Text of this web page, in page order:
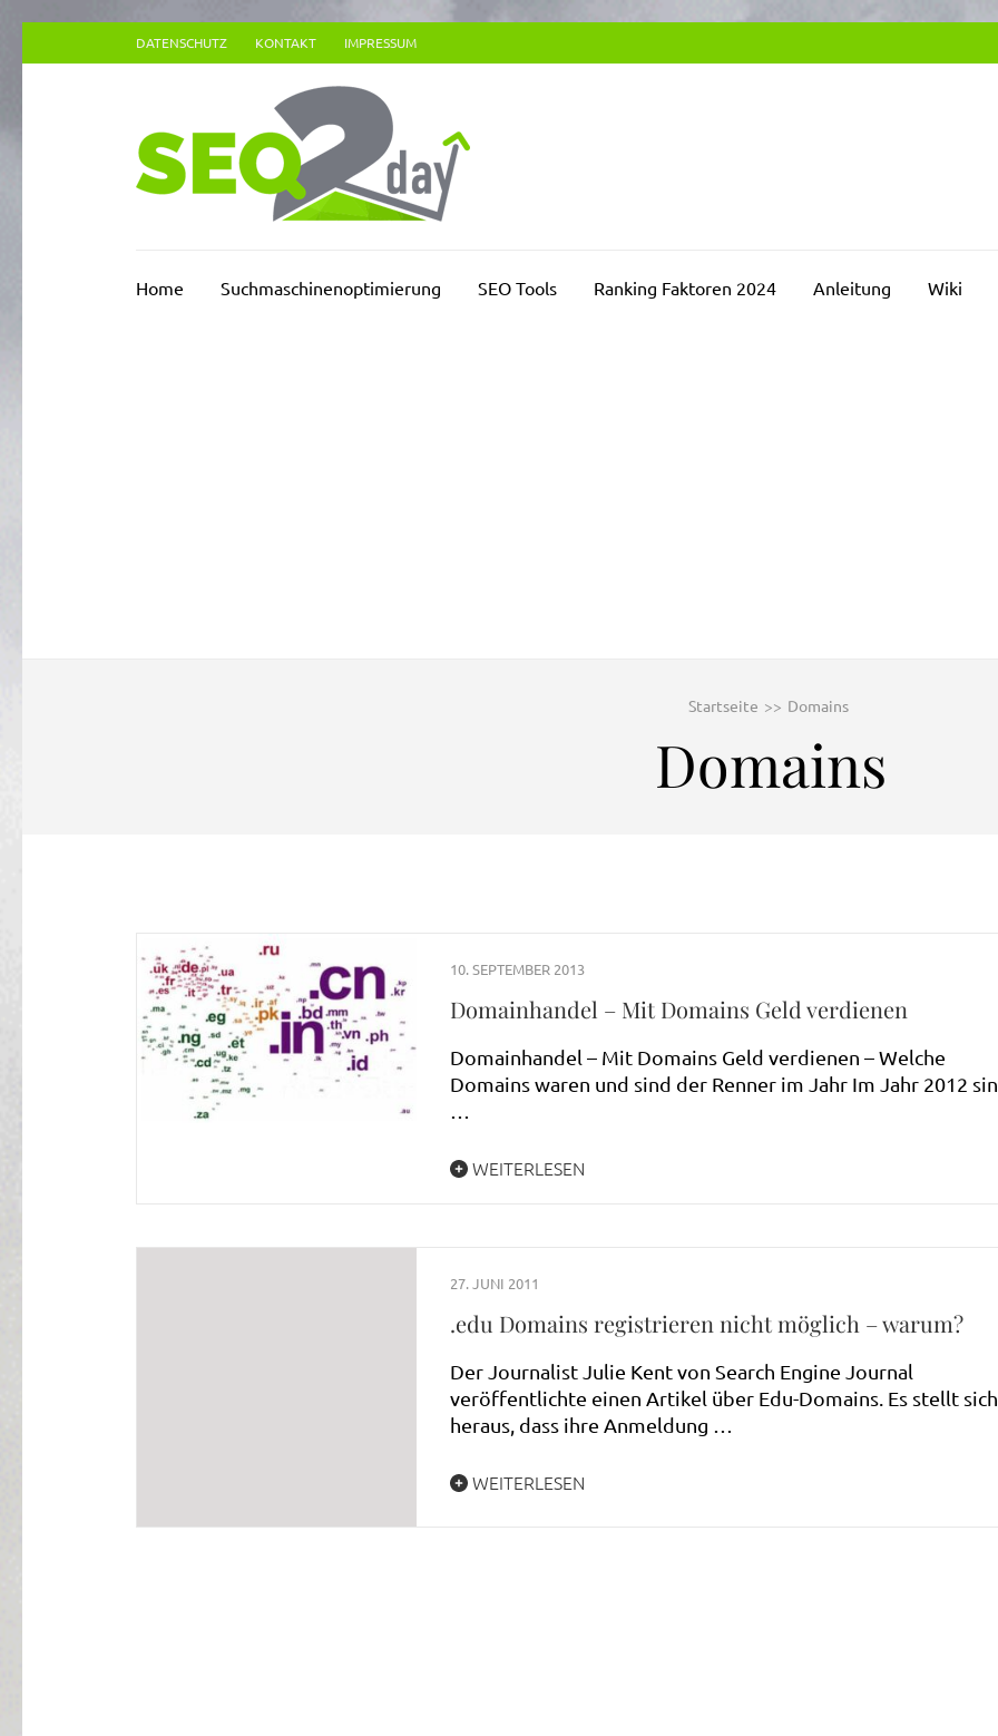
Inhalt
DATENSCHUTZ KONTAKT IMPRESSUM
Home Suchmaschinenoptimierung SEO Tools Ranking Faktoren 2024 Anleitung Wiki
Startseite >> Domains
Domains
10. SEPTEMBER 2013
Domainhandel – Mit Domains Geld verdienen
Domainhandel – Mit Domains Geld verdienen – Welche
Domains waren und sind der Renner im Jahr Im Jahr 2012
WEITERLESEN
27. JUNI 2011
.edu Domains registrieren nicht möglich – warum?
Der Journalist Julie Kent von Search Engine Journal
veröffentlichte einen Artikel über Edu-Domains. Es stellt sich
heraus, dass ihre Anmeldung …
WEITERLESEN